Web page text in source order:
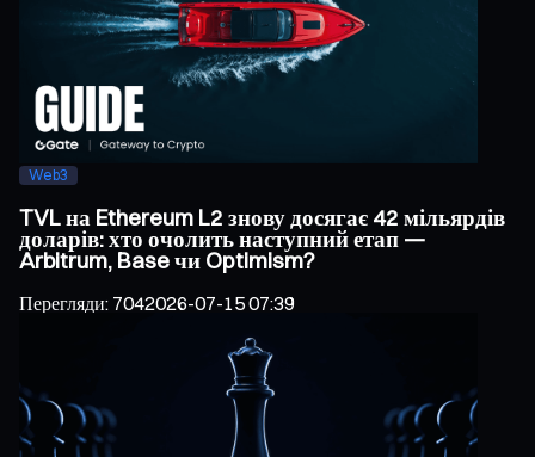
Web3
TVL на Ethereum L2 знову досягає 42 мільярдів
доларів: хто очолить наступний етап —
Arbitrum, Base чи Optimism?
Перегляди: 7042026-07-15 07:39